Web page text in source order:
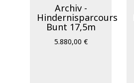
Archiv -
Hindernisparcours
Bunt 17,5m
5.880,00 €